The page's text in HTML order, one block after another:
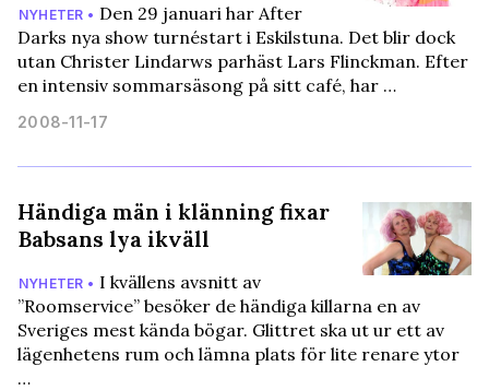
NYHETER • Den 29 januari har After
Darks nya show turnéstart i Eskilstuna. Det blir dock
utan Christer Lindarws parhäst Lars Flinckman. Efter
en intensiv sommarsäsong på sitt café, har …
2008-11-17
Händiga män i klänning fixar
Babsans lya ikväll
NYHETER • I kvällens avsnitt av
”Roomservice” besöker de händiga killarna en av
Sveriges mest kända bögar. Glittret ska ut ur ett av
lägenhetens rum och lämna plats för lite renare ytor
…